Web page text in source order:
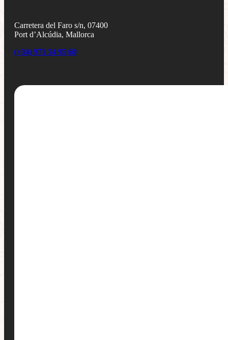
Carretera del Faro s/n, 07400
Port d’Alcúdia, Mallorca
(+34) 971 54 95 60